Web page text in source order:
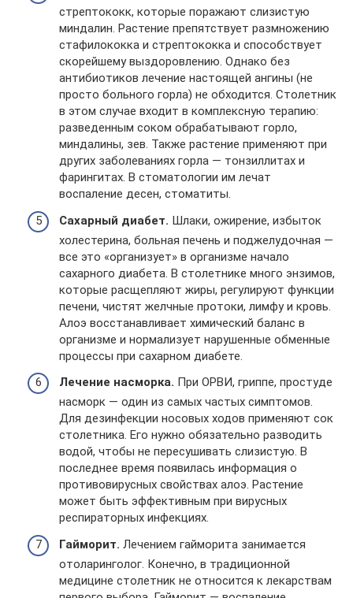
стрептококк, которые поражают слизистую
миндалин. Растение препятствует размножению
стафилококка и стрептококка и способствует
скорейшему выздоровлению. Однако без
антибиотиков лечение настоящей ангины (не
просто больного горла) не обходится. Столетник
в этом случае входит в комплексную терапию:
разведенным соком обрабатывают горло,
миндалины, зев. Также растение применяют при
других заболеваниях горла — тонзиллитах и
фарингитах. В стоматологии им лечат
воспаление десен, стоматиты.
Сахарный диабет. Шлаки, ожирение, избыток
холестерина, больная печень и поджелудочная —
все это «организует» в организме начало
сахарного диабета. В столетнике много энзимов,
которые расщепляют жиры, регулируют функции
печени, чистят желчные протоки, лимфу и кровь.
Алоэ восстанавливает химический баланс в
организме и нормализует нарушенные обменные
процессы при сахарном диабете.
Лечение насморка. При ОРВИ, гриппе, простуде
насморк — один из самых частых симптомов.
Для дезинфекции носовых ходов применяют сок
столетника. Его нужно обязательно разводить
водой, чтобы не пересушивать слизистую. В
последнее время появилась информация о
противовирусных свойствах алоэ. Растение
может быть эффективным при вирусных
респираторных инфекциях.
Гайморит. Лечением гайморита занимается
отоларинголог. Конечно, в традиционной
медицине столетник не относится к лекарствам